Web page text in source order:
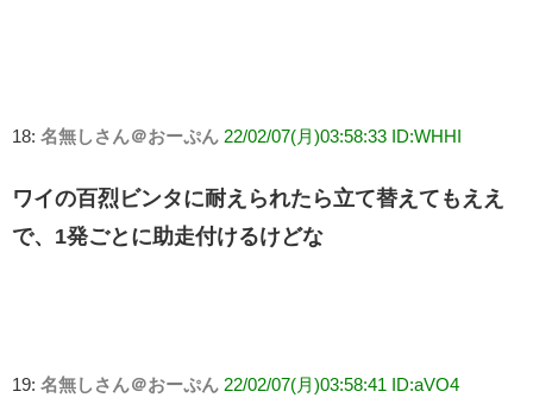
18: 名無しさん＠おーぷん 22/02/07(月)03:58:33 ID:WHHI
ワイの百烈ビンタに耐えられたら立て替えてもええ
で、1発ごとに助走付けるけどな
19: 名無しさん＠おーぷん 22/02/07(月)03:58:41 ID:aVO4